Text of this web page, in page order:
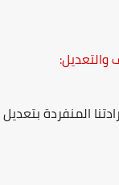
المنفردة